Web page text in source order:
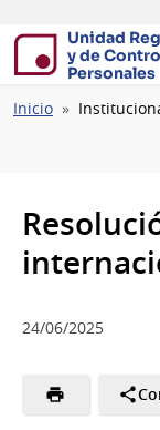
Unidad
y de
Personales
Ruta
Inicio
24/06/2025